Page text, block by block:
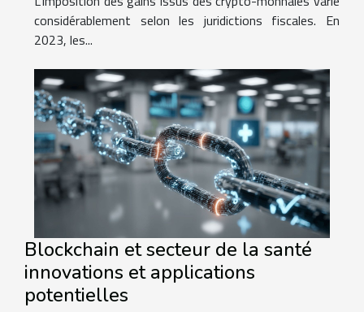
considérablement selon les juridictions fiscales. En
2023, les...
Blockchain et secteur de la santé
innovations et applications
potentielles